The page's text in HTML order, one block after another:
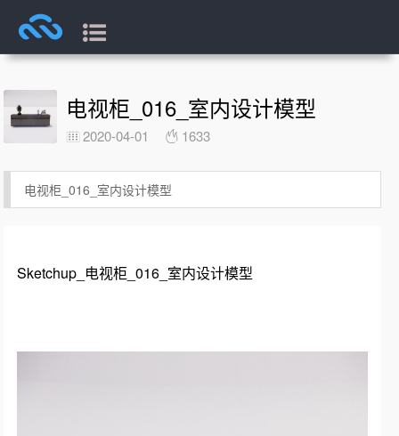
电视柜_016_室内设计模型
2020-04-01 1633
电视柜_016_室内设计模型
Sketchup_电视柜_016_室内设计模型